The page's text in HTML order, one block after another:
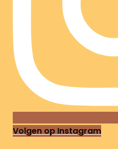
Volgen op Instagram